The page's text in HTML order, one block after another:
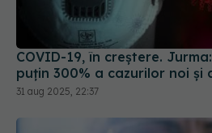
COVID-19, în creștere.
puțin 300% a cazurilor noi și
31 aug 2025, 22:37